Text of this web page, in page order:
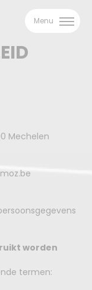
Menu
Mechelen
worden
termen: